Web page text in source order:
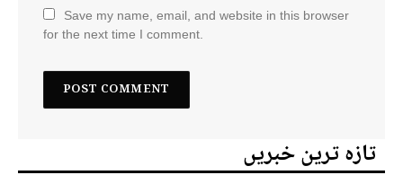
Save my name, email, and website in this browser
for the next time I comment.
تازہ ترین خبریں